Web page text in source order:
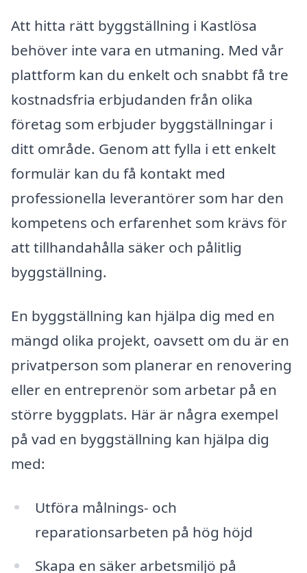
Att hitta rätt byggställning i Kastlösa
behöver inte vara en utmaning. Med vår
plattform kan du enkelt och snabbt få tre
kostnadsfria erbjudanden från olika
företag som erbjuder byggställningar i
ditt område. Genom att fylla i ett enkelt
formulär kan du få kontakt med
professionella leverantörer som har den
kompetens och erfarenhet som krävs för
att tillhandahålla säker och pålitlig
byggställning.
En byggställning kan hjälpa dig med en
mängd olika projekt, oavsett om du är en
privatperson som planerar en renovering
eller en entreprenör som arbetar på en
större byggplats. Här är några exempel
på vad en byggställning kan hjälpa dig
med:
Utföra målnings- och
reparationsarbeten på hög höjd
Skapa en säker arbetsmiljö på